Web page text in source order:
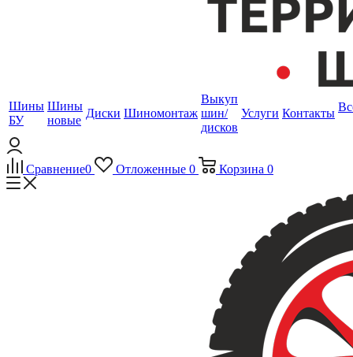
Шины
БУ
Шины
новые
Диски Шиномонтаж
Выкуп
шин/
дисков
Услуги Контакты
Сравнение0 Отложенные 0 Корзина 0